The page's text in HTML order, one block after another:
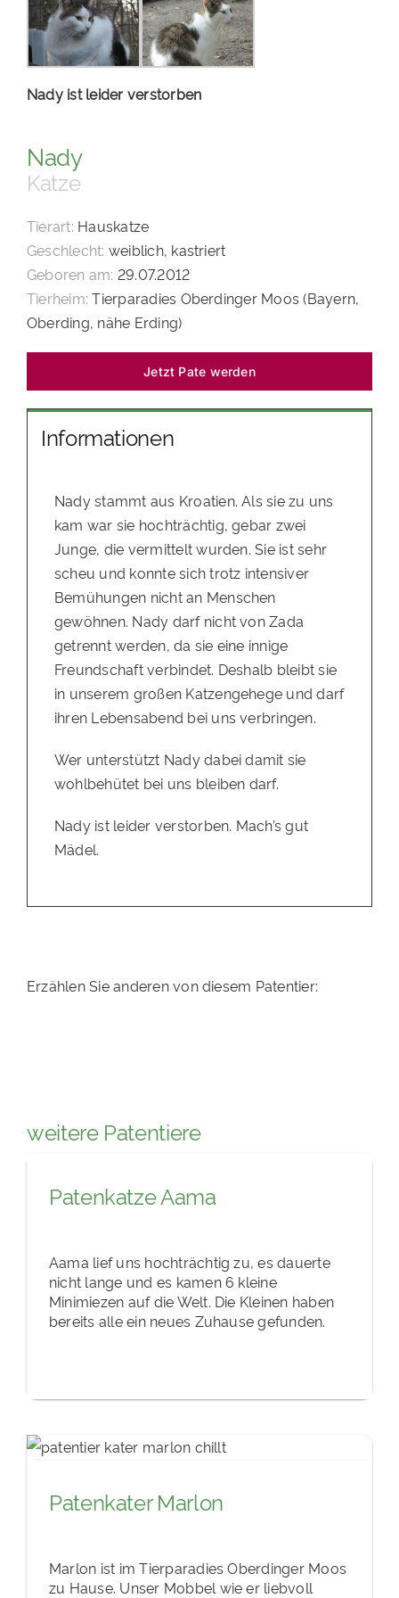
PATENSCHAFTEN
HELFER WERDEN
RATGEBER
Nady ist leider verstorben
Nady
Katze
Tierart: Hauskatze
Geschlecht: weiblich, kastriert
Geboren am: 29.07.2012
Tierheim: Tierparadies Oberdinger Moos (Bayern,
Oberding, nähe Erding)
Jetzt Pate werden
Informationen
Nady stammt aus Kroatien. Als sie zu uns
kam war sie hochträchtig, gebar zwei
Junge, die vermittelt wurden. Sie ist sehr
scheu und konnte sich trotz intensiver
Bemühungen nicht an Menschen
gewöhnen. Nady darf nicht von Zada
getrennt werden, da sie eine innige
Freundschaft verbindet. Deshalb bleibt sie
in unserem großen Katzengehege und darf
ihren Lebensabend bei uns verbringen.
Wer unterstützt Nady dabei damit sie
wohlbehütet bei uns bleiben darf.
Nady ist leider verstorben. Mach’s gut
Mädel.
Erzählen Sie anderen von diesem Patentier:
weitere Patentiere
Patenkatze Aama
Aama lief uns hochträchtig zu, es dauerte
nicht lange und es kamen 6 kleine
Minimiezen auf die Welt. Die Kleinen haben
bereits alle ein neues Zuhause gefunden.
Patenkater Marlon
Marlon ist im Tierparadies Oberdinger Moos
zu Hause. Unser Mobbel wie er liebvoll